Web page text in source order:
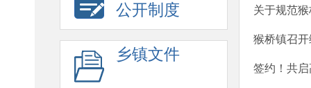
公开制度
乡镇文件
关于规范
猴桥镇召
签约！共